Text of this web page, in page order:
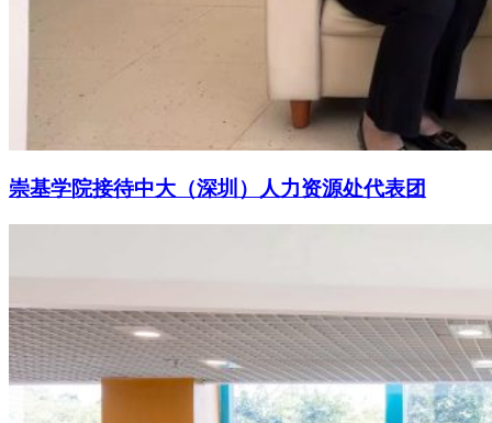
崇基学院接待中大（深圳）人力资源处代表团